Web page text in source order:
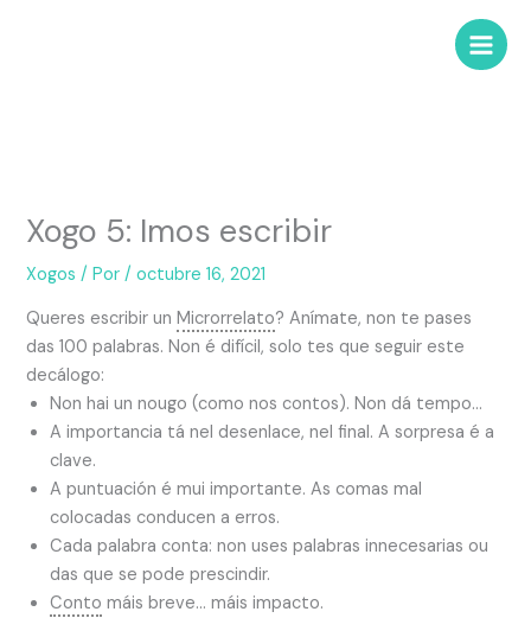
Xogo 5: Imos escribir
Xogos / Por/octubre 16, 2021
Queres escribir unMicrorrelato? Anímate, non te pases
das 100 palabras. Non é difícil, solo tes que seguir este
decálogo:
Non hai un nougo (como nos contos). Non dá tempo…
A importancia tá nel desenlace, nel final. A sorpresa é a
clave.
A puntuación é mui importante. As comas mal
colocadas conducen a erros.
Cada palabra conta: non uses palabras innecesarias ou
das que se pode prescindir.
Conto máis breve… máis impacto.